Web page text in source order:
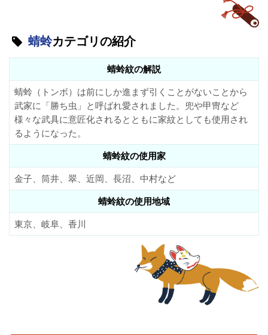
蜻蛉カテゴリの紹介
蜻蛉紋の解説
蜻蛉（トンボ）は前にしか進まず引くことがないことから
武家に「勝ち虫」と呼ばれ愛されました。兜や甲冑など
様々な武具に意匠化されるとともに家紋としても使用され
るようになった。
蜻蛉紋の使用家
金子、筒井、翠、近岡、長沼、中村など
蜻蛉紋の使用地域
東京、岐阜、香川